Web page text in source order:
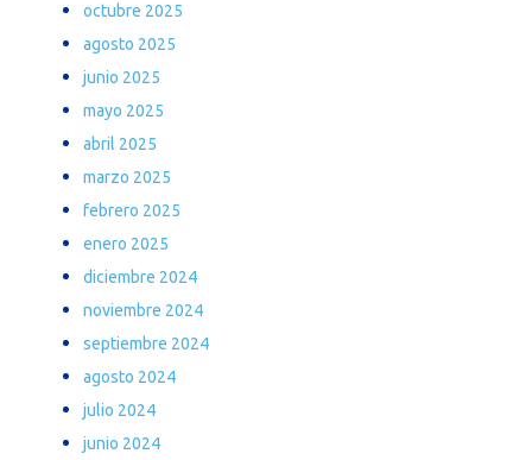
octubre 2025
agosto 2025
junio 2025
mayo 2025
abril 2025
marzo 2025
febrero 2025
enero 2025
diciembre 2024
noviembre 2024
septiembre 2024
agosto 2024
julio 2024
junio 2024